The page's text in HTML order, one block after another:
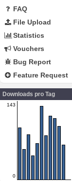
FAQ
File Upload
Statistics
Vouchers
Bug Report
Feature Request
Downloads pro Tag
143
0